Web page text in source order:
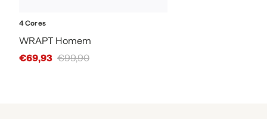
4 Cores
WRAPT Homem
Sale Price
€69,93 €99,90